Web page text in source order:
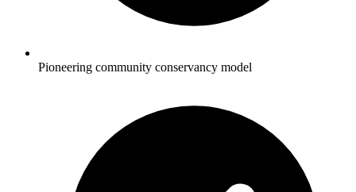
Pioneering community conservancy model